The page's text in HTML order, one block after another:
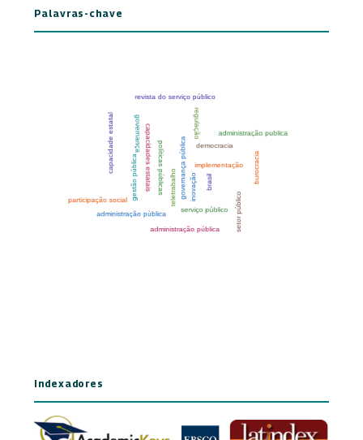
Palavras-chave
Indexadores